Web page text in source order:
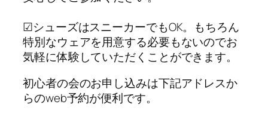
☑シューズはスニーカーでもOK。もちろん
特別なウェアを用意する必要もないのでお
気軽に体験していただくことができます。
初心者の会のお申し込みは下記アドレスか
らのweb予約が便利です。